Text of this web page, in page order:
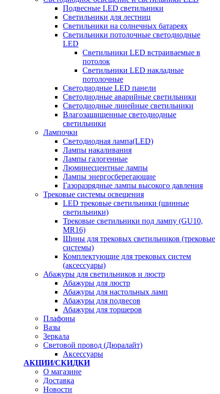
Подвесные LED светильники
Светильники для лестниц
Светильники на солнечных батареях
Светильники потолочные светодиодные
LED
Cветильники LED встраиваемые в
потолок
Светильники LED накладные
потолочные
Светодиодные LED панели
Светодиодные аварийные светильники
Светодиодные линейные светильники
Влагозащищенные светодиодные
светильники
Лампочки
Светодиодная лампа(LED)
Лампы накаливания
Лампы галогенные
Люминесцентные лампы
Лампы энергосберегающие
Газоразрядные лампы высокого давления
Трековые системы освещения
LED трековые светильники (шинные
светильники)
Трековые светильники под лампу (GU10,
MR16)
Шины для трековых светильников (трековые
системы)
Комплектующие для трековых систем
(аксессуары)
Абажуры для светильников и люстр
Абажуры для люстр
Абажуры для настольных ламп
Абажуры для подвесов
Абажуры для торшеров
Плафоны
Вазы
Зеркала
Световой провод (Дюралайт)
Аксессуары
АКЦИИ/СКИДКИ
О магазине
Доставка
Новости